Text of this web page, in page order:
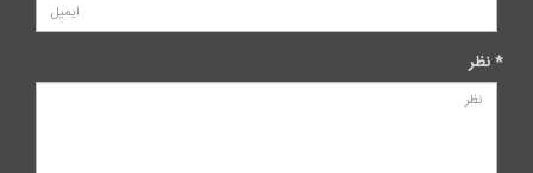
* نظر